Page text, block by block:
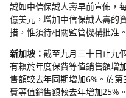
誠如中信保誠人壽早前宣佈，
億美元，增加中信保誠人壽的
措，惟須待相關監管機構批准。
新加坡：截至九月三十日止九
有賴於年度保費等值銷售額增
售額較去年同期增加6%。於
費等值銷售額較去年增加25%